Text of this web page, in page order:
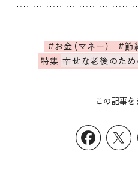
#お金（マネー） #節
特集 幸せな老後のため
この記事を